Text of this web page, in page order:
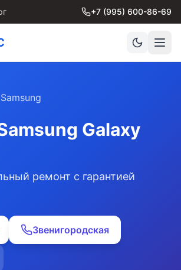
+7 (995) 600-86-69
Galaxy
ремонт с гарантией
Звенигородская